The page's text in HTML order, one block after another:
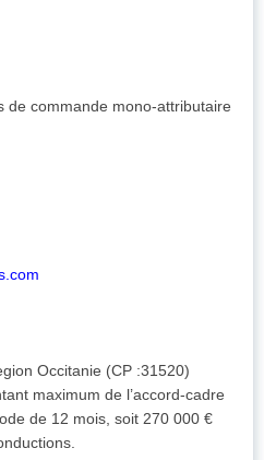
de commande mono-attributaire
Occitanie (CP :31520)
maximum de l’accord-cadre
de 12 mois, soit 270 000 €